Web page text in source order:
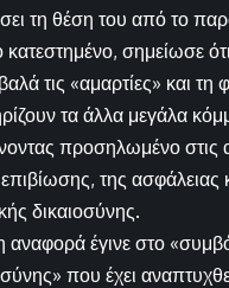
τη θέση του από το
κατεστημένο, σημείωσε
τις «αμαρτίες» και
τα άλλα μεγάλα
προσηλωμένο στις
της ασφάλειας
δικαιοσύνης.
αναφορά έγινε στο
που έχει